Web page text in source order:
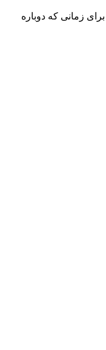
زمانی که دوباره